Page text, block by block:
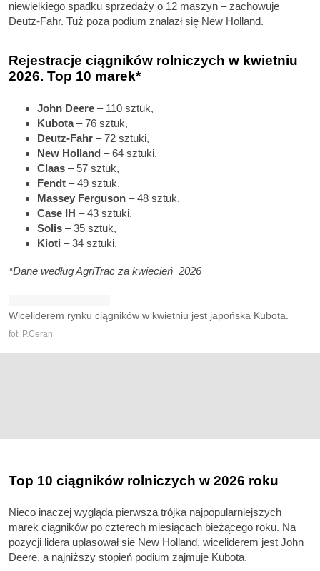
niewielkiego spadku sprzedaży o 12 maszyn – zachowuje
Deutz-Fahr. Tuż poza podium znalazł się New Holland.
Rejestracje ciągników rolniczych w kwietniu
2026. Top 10 marek*
John Deere – 110 sztuk,
Kubota– 76 sztuk,
Deutz-Fahr – 72 sztuki,
New Holland – 64 sztuki,
Claas – 57 sztuk,
Fendt – 49 sztuk,
Massey Ferguson – 48 sztuk,
Case IH – 43 sztuki,
Solis – 35 sztuk,
Kioti – 34 sztuki.
*Dane według AgriTrac za kwiecień 2026
Wiceliderem rynku ciągników w kwietniu jest japońska Kubota.
fot. P.Ceran
Top 10 ciągników rolniczych w 2026 roku
Nieco inaczej wygląda pierwsza trójka najpopularniejszych
marek ciągników po czterech miesiącach bieżącego roku. Na
pozycji lidera uplasował sie New Holland, wiceliderem jest John
Deere, a najniższy stopień podium zajmuje Kubota.